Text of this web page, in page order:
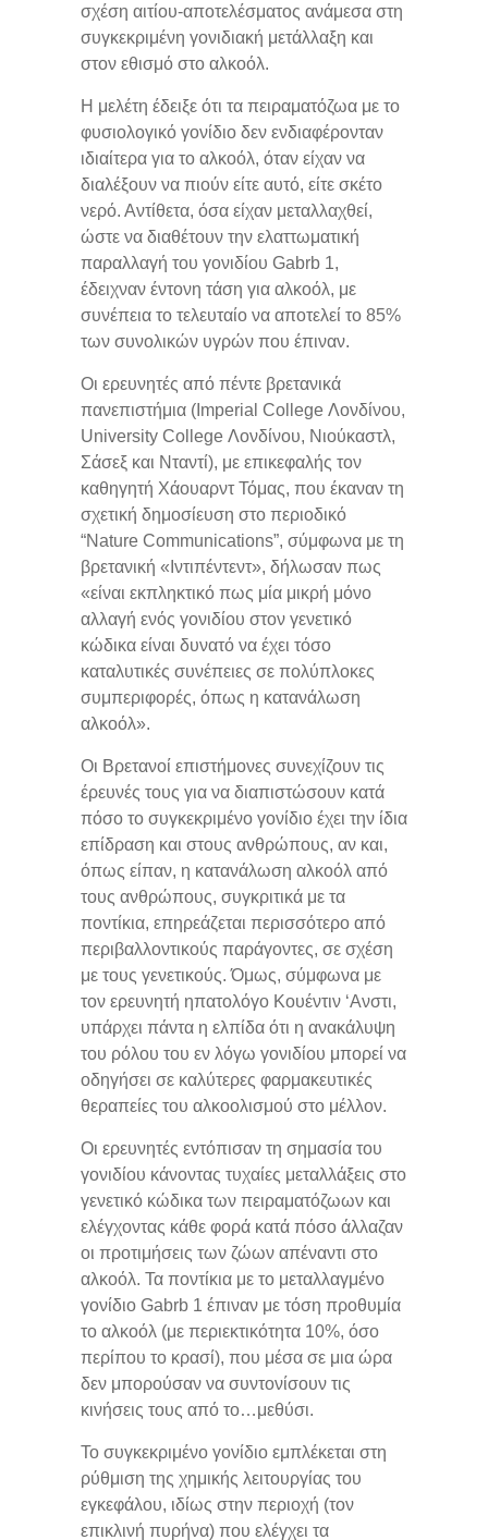
σχέση αιτίου-αποτελέσματος ανάμεσα στη
συγκεκριμένη γονιδιακή μετάλλαξη και
στον εθισμό στο αλκοόλ.
Η μελέτη έδειξε ότι τα πειραματόζωα με το
φυσιολογικό γονίδιο δεν ενδιαφέρονταν
ιδιαίτερα για το αλκοόλ, όταν είχαν να
διαλέξουν να πιούν είτε αυτό, είτε σκέτο
νερό. Αντίθετα, όσα είχαν μεταλλαχθεί,
ώστε να διαθέτουν την ελαττωματική
παραλλαγή του γονιδίου Gabrb 1,
έδειχναν έντονη τάση για αλκοόλ, με
συνέπεια το τελευταίο να αποτελεί το 85%
των συνολικών υγρών που έπιναν.
Οι ερευνητές από πέντε βρετανικά
πανεπιστήμια (Imperial College Λονδίνου,
University College Λονδίνου, Νιούκαστλ,
Σάσεξ και Νταντί), με επικεφαλής τον
καθηγητή Χάουαρντ Τόμας, που έκαναν τη
σχετική δημοσίευση στο περιοδικό
“Nature Communications”, σύμφωνα με τη
βρετανική «Ιντιπέντεντ», δήλωσαν πως
«είναι εκπληκτικό πως μία μικρή μόνο
αλλαγή ενός γονιδίου στον γενετικό
κώδικα είναι δυνατό να έχει τόσο
καταλυτικές συνέπειες σε πολύπλοκες
συμπεριφορές, όπως η κατανάλωση
αλκοόλ».
Οι Βρετανοί επιστήμονες συνεχίζουν τις
έρευνές τους για να διαπιστώσουν κατά
πόσο το συγκεκριμένο γονίδιο έχει την ίδια
επίδραση και στους ανθρώπους, αν και,
όπως είπαν, η κατανάλωση αλκοόλ από
τους ανθρώπους, συγκριτικά με τα
ποντίκια, επηρεάζεται περισσότερο από
περιβαλλοντικούς παράγοντες, σε σχέση
με τους γενετικούς. Όμως, σύμφωνα με
τον ερευνητή ηπατολόγο Κουέντιν ‘Ανστι,
υπάρχει πάντα η ελπίδα ότι η ανακάλυψη
του ρόλου του εν λόγω γονιδίου μπορεί να
οδηγήσει σε καλύτερες φαρμακευτικές
θεραπείες του αλκοολισμού στο μέλλον.
Οι ερευνητές εντόπισαν τη σημασία του
γονιδίου κάνοντας τυχαίες μεταλλάξεις στο
γενετικό κώδικα των πειραματόζωων και
ελέγχοντας κάθε φορά κατά πόσο άλλαζαν
οι προτιμήσεις των ζώων απέναντι στο
αλκοόλ. Τα ποντίκια με το μεταλλαγμένο
γονίδιο Gabrb 1 έπιναν με τόση προθυμία
το αλκοόλ (με περιεκτικότητα 10%, όσο
περίπου το κρασί), που μέσα σε μια ώρα
δεν μπορούσαν να συντονίσουν τις
κινήσεις τους από το…μεθύσι.
Το συγκεκριμένο γονίδιο εμπλέκεται στη
ρύθμιση της χημικής λειτουργίας του
εγκεφάλου, ιδίως στην περιοχή (τον
επικλινή πυρήνα) που ελέγχει τα